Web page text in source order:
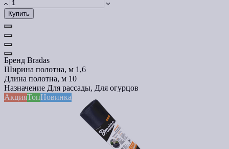
Купить
Бренд Bradas
Ширина полотна, м 1,6
Длина полотна, м 10
Назначение Для рассады, Для огурцов
АкцияТопНовинка